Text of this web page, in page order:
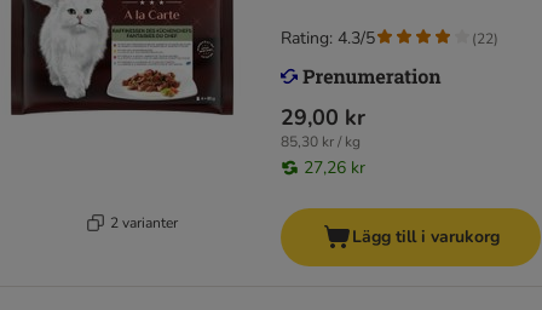
2 varianter
29,00 kr
85,30 kr / kg
27,26 kr
Rating: 4.3/5 (22)
Lägg till i varukorg